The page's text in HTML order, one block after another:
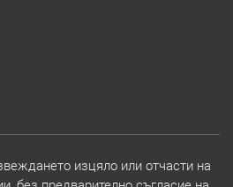
изцяло или отчасти на